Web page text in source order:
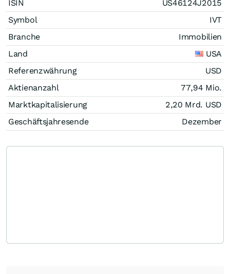
ISIN
US46124J2015
Symbol
IVT
Branche
Immobilien
Land
USA
Referenzwährung
USD
Aktienanzahl
77,94 Mio.
Marktkapitalisierung
2,20 Mrd. USD
Geschäftsjahresende
Dezember